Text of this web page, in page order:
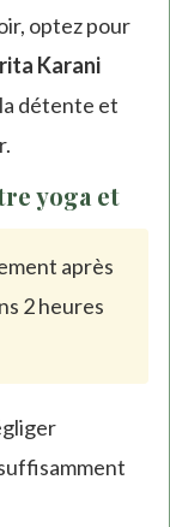
optez pour
Karani
détente et
yoga et
après
2 heures